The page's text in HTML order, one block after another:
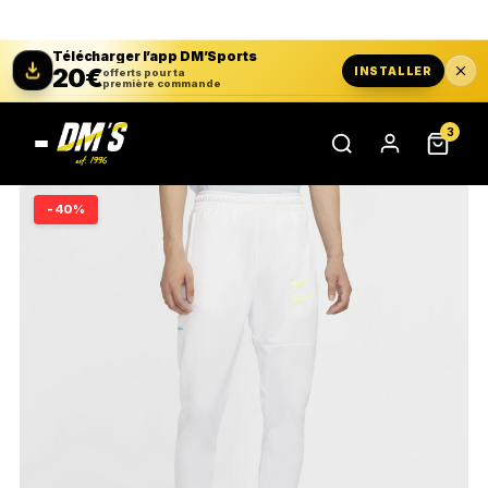
Télécharger l’app DM’Sports
20€offerts pour ta
première commande
INSTALLER
3
-40%